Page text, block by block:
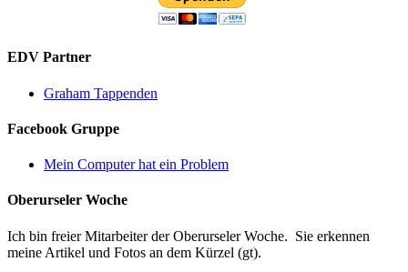
EDV Partner
Graham Tappenden
Facebook Gruppe
Mein Computer hat ein Problem
Oberurseler Woche
Ich bin freier Mitarbeiter der Oberurseler Woche. Sie erkennen
meine Artikel und Fotos an dem Kürzel (gt).